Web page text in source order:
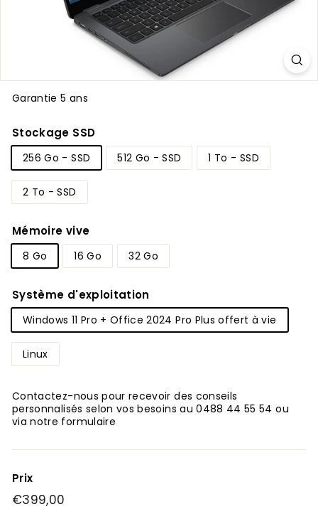
Garantie 5 ans
Stockage SSD
256 Go - SSD 512 Go - SSD 1 To - SSD
2 To - SSD
Mémoire vive
8 Go 16 Go 32 Go
Système d'exploitation
Windows 11 Pro + Office 2024 Pro Plus offert à vie
Linux
Contactez-nous pour recevoir des conseils
personnalisés selon vos besoins au 0488 44 55 54 ou
via notre formulaire
Prix
Prix
régulier
€399,00